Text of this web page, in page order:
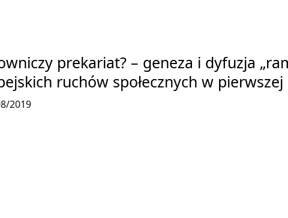
prekariat? – geneza i dyfuzja
ruchów społecznych w
2019